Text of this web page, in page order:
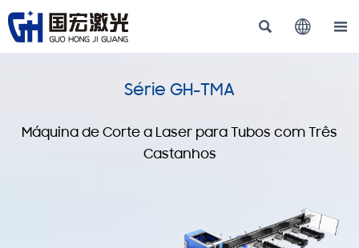
  
Série GH-TMA
Máquina de Corte a Laser para Tubos com Três
Castanhos